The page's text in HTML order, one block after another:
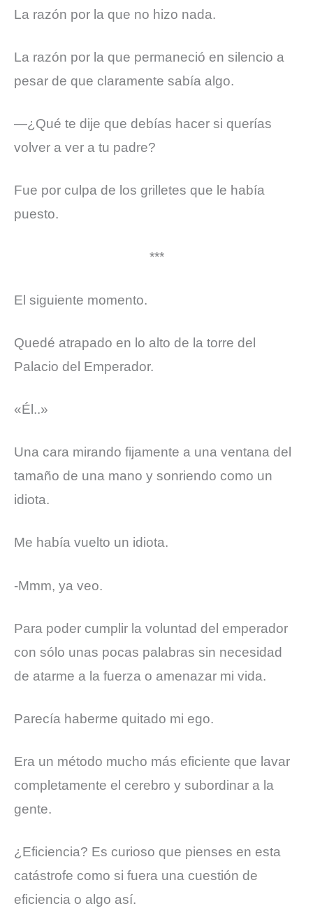
La razón por la que no hizo nada.
La razón por la que permaneció en silencio a
pesar de que claramente sabía algo.
—¿Qué te dije que debías hacer si querías
volver a ver a tu padre?
Fue por culpa de los grilletes que le había
puesto.
***
El siguiente momento.
Quedé atrapado en lo alto de la torre del
Palacio del Emperador.
«Él..»
Una cara mirando fijamente a una ventana del
tamaño de una mano y sonriendo como un
idiota.
Me había vuelto un idiota.
-Mmm, ya veo.
Para poder cumplir la voluntad del emperador
con sólo unas pocas palabras sin necesidad
de atarme a la fuerza o amenazar mi vida.
Parecía haberme quitado mi ego.
Era un método mucho más eficiente que lavar
completamente el cerebro y subordinar a la
gente.
¿Eficiencia? Es curioso que pienses en esta
catástrofe como si fuera una cuestión de
eficiencia o algo así.